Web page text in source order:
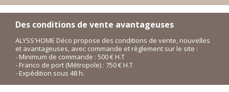
Des conditions de vente avantageuses
ALYSS'HOME Déco propose des conditions de vente, nouvelles
et avantageuses, avec commande et règlement sur le site :
- Minimum de commande : 500 € H.T
- Franco de port (Métropole) : 750 € H.T
- Expédition sous 48 h.